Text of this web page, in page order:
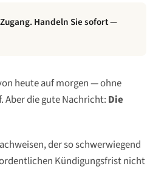
Handeln Sie sofort —
heute auf morgen — ohne
Aber die gute Nachricht: Die
der so schwerwiegend
Kündigungsfrist nicht